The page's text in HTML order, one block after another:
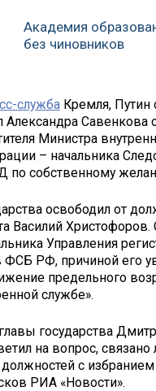
Академия
без чиновников
служба Кремля, Путин
Александра Савенкова
Министра
– начальника
по собственному
освободил от
Василий Христофоров.
Управления
РФ, причиной его
предельного
службе».
государства
на вопрос, связано
с
РИА «Новости».